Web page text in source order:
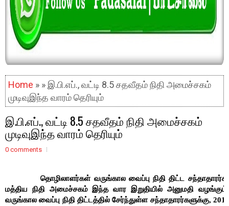
Home » » இ.பி.எப்., வட்டி 8.5 சதவீதம் நிதி அமைச்சகம்
முடிவுஇந்த வாரம் தெரியும்
இ.பி.எப்., வட்டி 8.5 சதவீதம் நிதி அமைச்சகம்
முடிவுஇந்த வாரம் தெரியும்
0 comments
தொழிலாளர்கள் வருங்கால வைப்பு நிதி திட்ட
மத்திய நிதி அமைச்சகம் இந்த வார இறுதியில் அனுமதி
வருங்கால வைப்பு நிதி திட்டத்தில் சேர்ந்துள்ள சந்தாதாரர்களுக்கு,